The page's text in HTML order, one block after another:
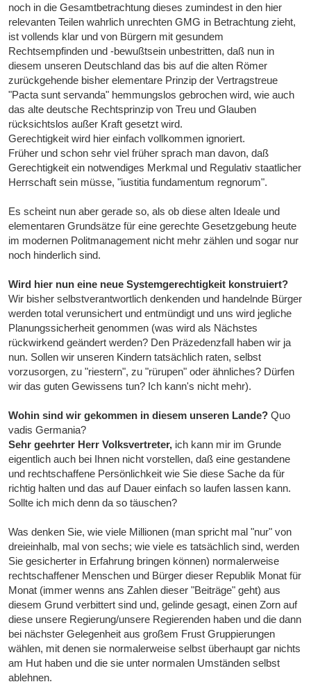
noch in die Gesamtbetrachtung dieses zumindest in den hier
relevanten Teilen wahrlich unrechten GMG in Betrachtung zieht,
ist vollends klar und von Bürgern mit gesundem
Rechtsempfinden und -bewußtsein unbestritten, daß nun in
diesem unseren Deutschland das bis auf die alten Römer
zurückgehende bisher elementare Prinzip der Vertragstreue
"Pacta sunt servanda" hemmungslos gebrochen wird, wie auch
das alte deutsche Rechtsprinzip von Treu und Glauben
rücksichtslos außer Kraft gesetzt wird.
Gerechtigkeit wird hier einfach vollkommen ignoriert.
Früher und schon sehr viel früher sprach man davon, daß
Gerechtigkeit ein notwendiges Merkmal und Regulativ staatlicher
Herrschaft sein müsse, "iustitia fundamentum regnorum".
Es scheint nun aber gerade so, als ob diese alten Ideale und
elementaren Grundsätze für eine gerechte Gesetzgebung heute
im modernen Politmanagement nicht mehr zählen und sogar nur
noch hinderlich sind.
Wird hier nun eine neue Systemgerechtigkeit konstruiert?
Wir bisher selbstverantwortlich denkenden und handelnde Bürger
werden total verunsichert und entmündigt und uns wird jegliche
Planungssicherheit genommen (was wird als Nächstes
rückwirkend geändert werden? Den Präzedenzfall haben wir ja
nun. Sollen wir unseren Kindern tatsächlich raten, selbst
vorzusorgen, zu "riestern", zu "rürupen" oder ähnliches? Dürfen
wir das guten Gewissens tun? Ich kann's nicht mehr).
Wohin sind wir gekommen in diesem unseren Lande? Quo
vadis Germania?
Sehr geehrter Herr Volksvertreter, ich kann mir im Grunde
eigentlich auch bei Ihnen nicht vorstellen, daß eine gestandene
und rechtschaffene Persönlichkeit wie Sie diese Sache da für
richtig halten und das auf Dauer einfach so laufen lassen kann.
Sollte ich mich denn da so täuschen?
Was denken Sie, wie viele Millionen (man spricht mal "nur" von
dreieinhalb, mal von sechs; wie viele es tatsächlich sind, werden
Sie gesicherter in Erfahrung bringen können) normalerweise
rechtschaffener Menschen und Bürger dieser Republik Monat für
Monat (immer wenns ans Zahlen dieser "Beiträge" geht) aus
diesem Grund verbittert sind und, gelinde gesagt, einen Zorn auf
diese unsere Regierung/unsere Regierenden haben und die dann
bei nächster Gelegenheit aus großem Frust Gruppierungen
wählen, mit denen sie normalerweise selbst überhaupt gar nichts
am Hut haben und die sie unter normalen Umständen selbst
ablehnen.